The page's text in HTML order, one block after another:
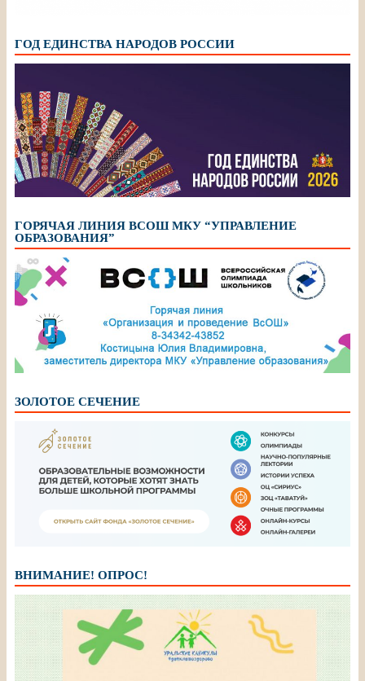
ГОД ЕДИНСТВА НАРОДОВ РОССИИ
ГОРЯЧАЯ ЛИНИЯ ВСОШ МКУ “УПРАВЛЕНИЕ
ОБРАЗОВАНИЯ”
ЗОЛОТОЕ СЕЧЕНИЕ
ВНИМАНИЕ! ОПРОС!